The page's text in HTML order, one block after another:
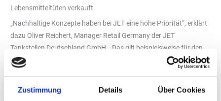
Zustimmung Details Über Cookies
Lebensmitteltüten verkauft.
„Nachhaltige Konzepte haben bei JET eine hohe Priorität“, erklärt
dazu Oliver Reichert, Manager Retail Germany der JET
Tankstellen Deutschland GmbH. „Das gilt beispielsweise für den
energieeffizienten Betrieb unserer Tankstellen und auch für das
der ideale Partner für uns, denn gemeinsam können wir nicht nur